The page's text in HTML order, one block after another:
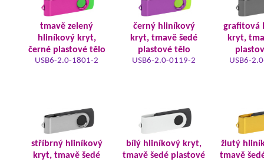
tmavě zelený
hliníkový kryt,
černé plastové tělo
USB6-2.0-1801-2
černý hliníkový
kryt, tmavě šedé
plastové tělo
USB6-2.0-0119-2
grafitová
kryt,
USB6-
stříbrný hliníkový
kryt, tmavě šedé
bílý hliníkový kryt,
tmavě šedé plastové
žlutý
tmavě